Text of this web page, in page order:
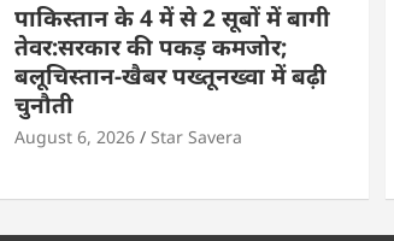
पाकिस्तान के 4 में से 2 सूबों में बागी
तेवर:सरकार की पकड़ कमजोर;
बलूचिस्तान-खैबर पख्तूनख्वा में बढ़ी
चुनौती
August 6, 2026 Star Savera